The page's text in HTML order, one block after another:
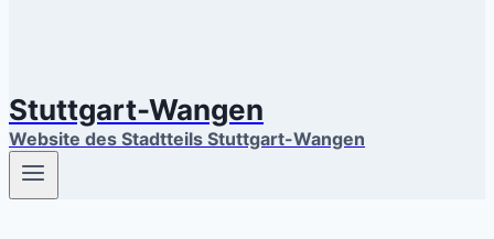
Stuttgart-Wangen
Website des Stadtteils Stuttgart-Wangen